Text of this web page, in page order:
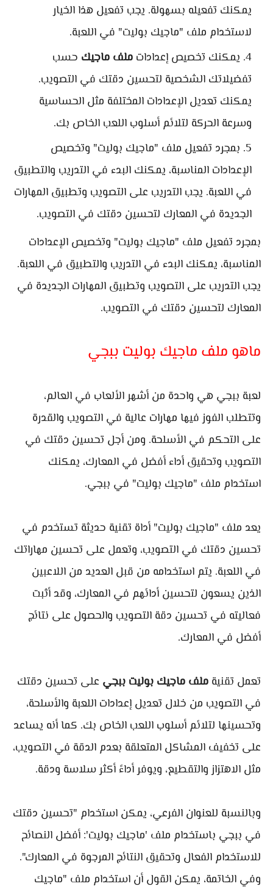
يمكنك تفعيله بسهولة. يجب تفعيل هذا الخيار
لاستخدام ملف "ماجيك بوليت" في اللعبة.
يمكنك تخصيص إعدادات ملف ماجيك حسب
تفضيلاتك الشخصية لتحسين دقتك في التصويب.
يمكنك تعديل الإعدادات المختلفة مثل الحساسية
وسرعة الحركة لتلائم أسلوب اللعب الخاص بك.
بمجرد تفعيل ملف "ماجيك بوليت" وتخصيص
الإعدادات المناسبة، يمكنك البدء في التدريب والتطبيق
في اللعبة. يجب التدريب على التصويب وتطبيق المهارات
الجديدة في المعارك لتحسين دقتك في التصويب.
بمجرد تفعيل ملف "ماجيك بوليت" وتخصيص الإعدادات
المناسبة، يمكنك البدء في التدريب والتطبيق في اللعبة.
يجب التدريب على التصويب وتطبيق المهارات الجديدة في
المعارك لتحسين دقتك في التصويب.
ماهو ملف ماجيك بوليت ببجي
لعبة ببجي هي واحدة من أشهر الألعاب في العالم،
وتتطلب الفوز فيها مهارات عالية في التصويب والقدرة
على التحكم في الأسلحة. ومن أجل تحسين دقتك في
التصويب وتحقيق أداء أفضل في المعارك، يمكنك
استخدام ملف "ماجيك بوليت" في ببجي.
يعد ملف "ماجيك بوليت" أداة تقنية حديثة تستخدم في
تحسين دقتك في التصويب، وتعمل على تحسين مهاراتك
في اللعبة. يتم استخدامه من قبل العديد من اللاعبين
الذين يسعون لتحسين أدائهم في المعارك، وقد أثبت
فعاليته في تحسين دقة التصويب والحصول على نتائج
أفضل في المعارك.
تعمل تقنية ملف ماجيك بوليت ببجي على تحسين دقتك
في التصويب من خلال تعديل إعدادات اللعبة والأسلحة،
وتحسينها لتلائم أسلوب اللعب الخاص بك. كما أنه يساعد
على تخفيف المشاكل المتعلقة بعدم الدقة في التصويب،
مثل الاهتزاز والتقطيع، ويوفر أداءً أكثر سلاسة ودقة.
وبالنسبة للعنوان الفرعي، يمكن استخدام "تحسين دقتك
في ببجي باستخدام ملف 'ماجيك بوليت': أفضل النصائح
للاستخدام الفعال وتحقيق النتائج المرجوة في المعارك".
وفي الخاتمة، يمكن القول أن استخدام ملف "ماجيك